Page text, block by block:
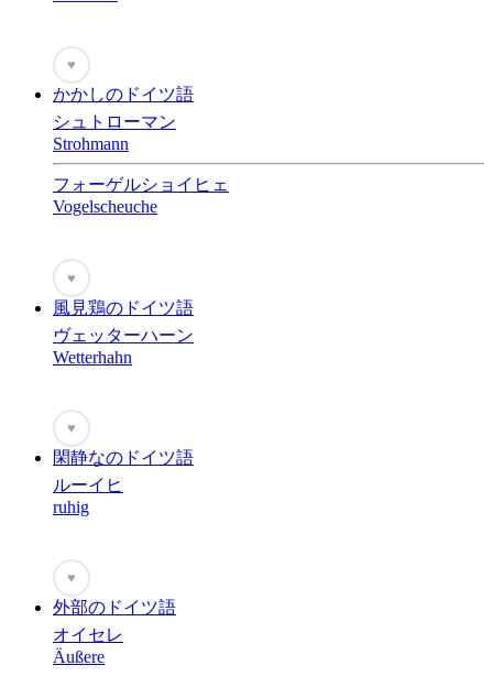
♥
かかしのドイツ語
シュトローマン
Strohmann
フォーゲルショイヒェ
Vogelscheuche
♥
風見鶏のドイツ語
ヴェッターハーン
Wetterhahn
♥
閑静なのドイツ語
ルーイヒ
ruhig
♥
外部のドイツ語
オイセレ
Äußere